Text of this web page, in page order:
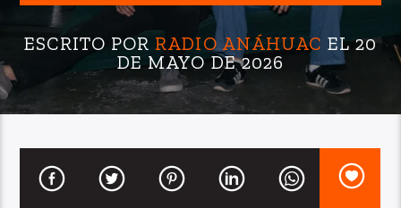
ESCRITO POR RADIO ANÁHUAC EL 20
DE MAYO DE 2026